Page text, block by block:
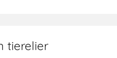
tierelier